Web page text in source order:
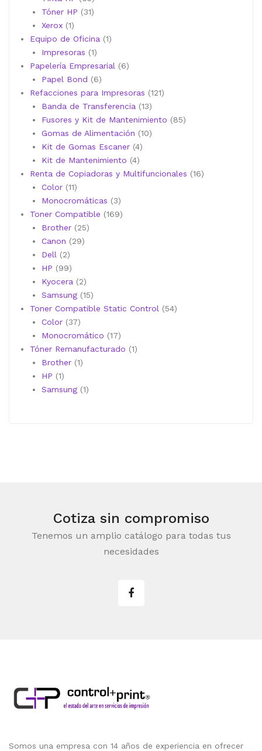
productos
Tóner HP 3131
Xerox 11
producto
Equipo de Oficina 11
Impresoras 11
producto
Papelería Empresarial 66
Papel Bond 66
productos
Refacciones para Impresoras 121121
Banda de Transferencia 1313
productos
Fusores y Kit de Mantenimiento 8585
Gomas de Alimentación 1010
Kit de Gomas Escaner 44
Kit de Mantenimiento 44
productos
Renta de Copiadoras y Multifuncionales 1616
Color 1111
productos
Monocromáticas 33
productos
Toner Compatible 169169
Brother 2525
Canon 2929
Dell 22
productos
HP 9999
productos
Kyocera 22
productos
Samsung 1515
productos
Toner Compatible Static Control 5454
Color 3737
productos
Monocromático 1717
productos
Tóner Remanufacturado 11
Brother 11
HP 11
producto
Samsung 11
Cotiza sin compromiso
Tenemos un amplio catálogo para todas tus
necesidades
Somos una empresa con 14 años de experiencia en ofrecer